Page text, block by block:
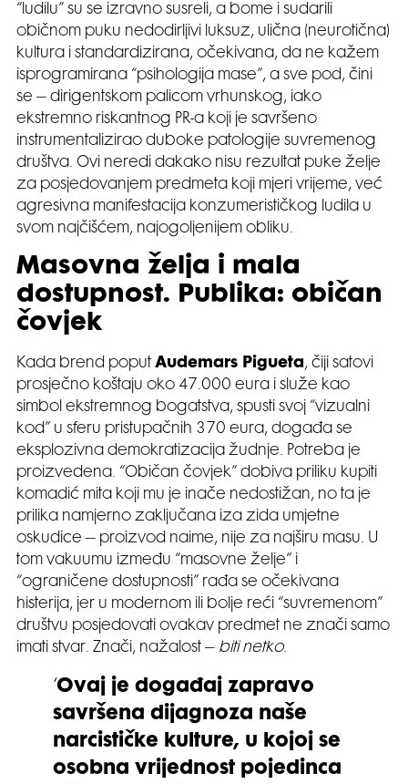
“ludilu” su se izravno susreli, a bome i sudarili
običnom puku nedodirljivi luksuz, ulična (neurotična)
kultura i standardizirana, očekivana, da ne kažem
isprogramirana “psihologija mase”, a sve pod, čini
se – dirigentskom palicom vrhunskog, iako
ekstremno riskantnog PR-a koji je savršeno
instrumentalizirao duboke patologije suvremenog
društva. Ovi neredi dakako nisu rezultat puke želje
za posjedovanjem predmeta koji mjeri vrijeme, već
agresivna manifestacija konzumerističkog ludila u
svom najčišćem, najogoljenijem obliku.
Masovna želja i mala
dostupnost. Publika: običan
čovjek
Kada brend poput Audemars Pigueta, čiji satovi
prosječno koštaju oko 47.000 eura i služe kao
simbol ekstremnog bogatstva, spusti svoj “vizualni
kod” u sferu pristupačnih 370 eura, događa se
eksplozivna demokratizacija žudnje. Potreba je
proizvedena. “Običan čovjek” dobiva priliku kupiti
komadić mita koji mu je inače nedostižan, no ta je
prilika namjerno zaključana iza zida umjetne
oskudice – proizvod naime, nije za najširu masu. U
tom vakuumu između “masovne želje” i
“ograničene dostupnosti” rađa se očekivana
histerija, jer u modernom ili bolje reći “suvremenom”
društvu posjedovati ovakav predmet ne znači samo
imati stvar. Znači, nažalost – biti netko.
‘Ovaj je događaj zapravo
savršena dijagnoza naše
narcističke kulture, u kojoj se
osobna vrijednost pojedinca